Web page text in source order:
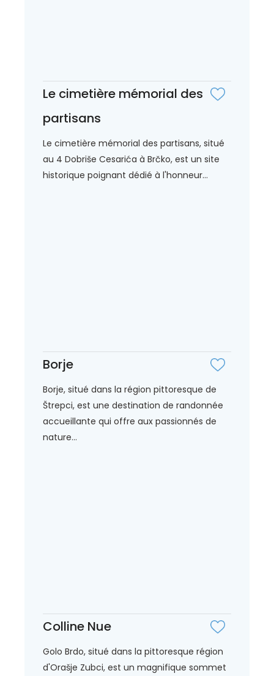
Le cimetière mémorial des
partisans
Le cimetière mémorial des partisans, situé
au 4 Dobriše Cesarića à Brčko, est un site
historique poignant dédié à l'honneur...
Borje
Borje, situé dans la région pittoresque de
Štrepci, est une destination de randonnée
accueillante qui offre aux passionnés de
nature...
Colline Nue
Golo Brdo, situé dans la pittoresque région
d'Orašje Zubci, est un magnifique sommet